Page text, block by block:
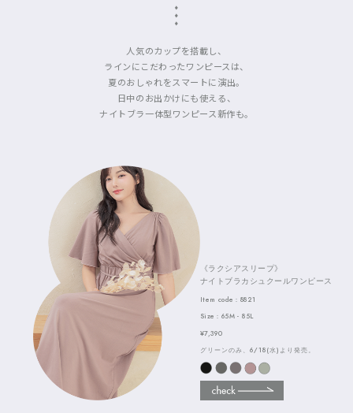
人気のカップを搭載し、
ラインにこだわったワンピースは、
夏のおしゃれをスマートに演出。
日中のお出かけにも使える、
ナイトブラ一体型ワンピース新作も。
《ラクシアスリープ》
ナイトブラカシュクールワンピース
Item code：8821
Size：65M - 85L
¥7,390
グリーンのみ、6/18(水)より発売。